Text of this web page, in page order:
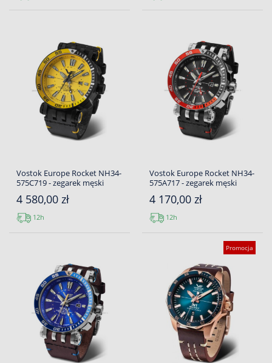
Vostok Europe Rocket NH34-
575C719 - zegarek męski
4 580,00 zł
12h
Vostok Europe Rocket NH34-
575A717 - zegarek męski
4 170,00 zł
12h
Promocja